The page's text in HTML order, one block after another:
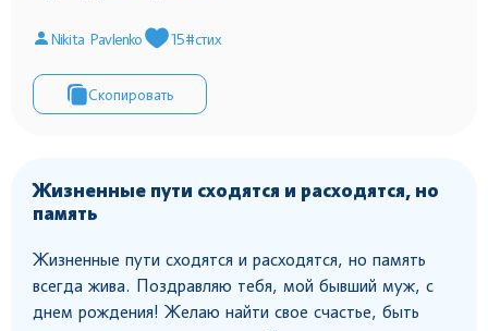
Nikita Pavlenko 15#стих
Скопировать
Жизненные пути сходятся и расходятся, но
память
Жизненные пути сходятся и расходятся, но память
всегда жива. Поздравляю тебя, мой бывший муж, с
днем рождения! Желаю найти свое счастье, быть